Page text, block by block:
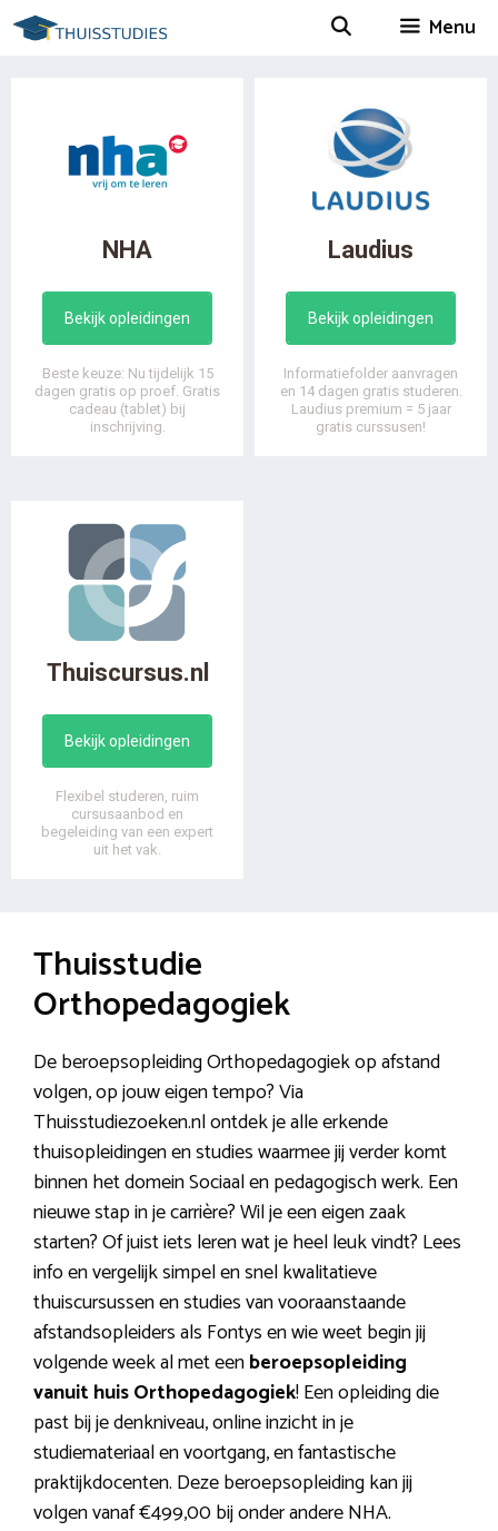
Spring
naar
Menu
NHA
Bekijk opleidingen
Beste keuze: Nu tijdelijk 15
dagen gratis op proef. Gratis
cadeau (tablet) bij
inschrijving.
Laudius
Bekijk opleidingen
Informatiefolder aanvragen
en 14 dagen gratis studeren.
Laudius premium = 5 jaar
gratis curssusen!
Thuiscursus.nl
Bekijk opleidingen
Flexibel studeren, ruim
cursusaanbod en
begeleiding van een expert
uit het vak.
Thuisstudie
Orthopedagogiek
De beroepsopleiding Orthopedagogiek op afstand
volgen, op jouw eigen tempo? Via
Thuisstudiezoeken.nl ontdek je alle erkende
thuisopleidingen en studies waarmee jij verder komt
binnen het domein Sociaal en pedagogisch werk. Een
nieuwe stap in je carrière? Wil je een eigen zaak
starten? Of juist iets leren wat je heel leuk vindt? Lees
info en vergelijk simpel en snel kwalitatieve
thuiscursussen en studies van vooraanstaande
afstandsopleiders als Fontys en wie weet begin jij
volgende week al met eenberoepsopleiding
vanuit huis Orthopedagogiek! Een opleiding die
past bij je denkniveau, online inzicht in je
studiemateriaal en voortgang, en fantastische
praktijkdocenten. Deze beroepsopleiding kan jij
volgen vanaf €499,00 bij onder andere NHA.